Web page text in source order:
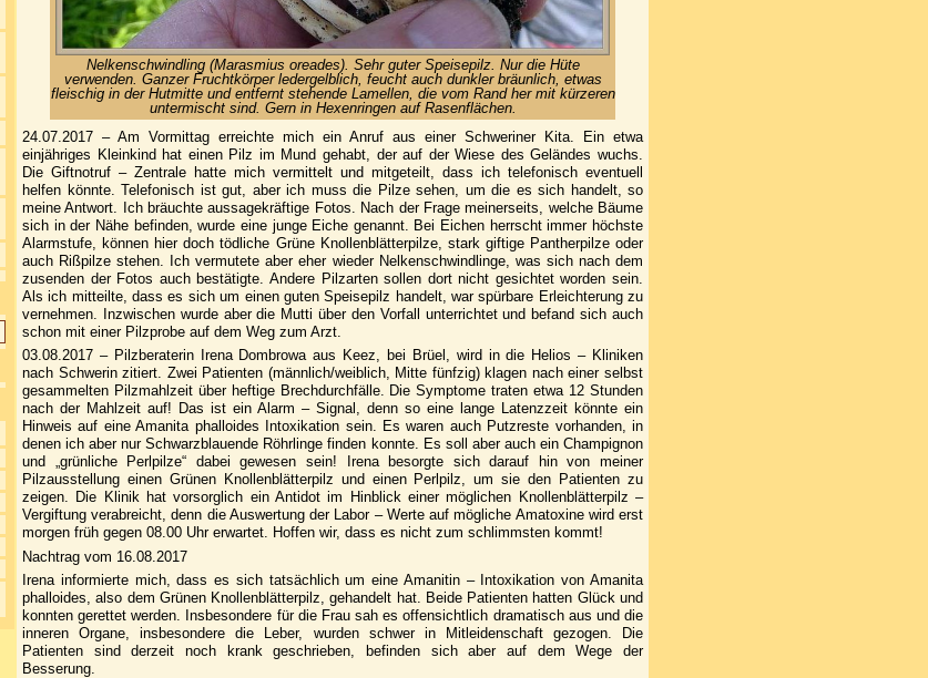
Nelkenschwindling (Marasmius oreades). Sehr guter Speisepilz. Nur die Hüte
verwenden. Ganzer Fruchtkörper ledergelblich, feucht auch dunkler bräunlich, etwas
fleischig in der Hutmitte und entfernt stehende Lamellen, die vom Rand her mit kürzeren
untermischt sind. Gern in Hexenringen auf Rasenflächen.
24.07.2017 – Am Vormittag erreichte mich ein Anruf aus einer Schweriner Kita. Ein etwa
einjähriges Kleinkind hat einen Pilz im Mund gehabt, der auf der Wiese des Geländes wuchs.
Die Giftnotruf – Zentrale hatte mich vermittelt und mitgeteilt, dass ich telefonisch eventuell
helfen könnte. Telefonisch ist gut, aber ich muss die Pilze sehen, um die es sich handelt, so
meine Antwort. Ich bräuchte aussagekräftige Fotos. Nach der Frage meinerseits, welche Bäume
sich in der Nähe befinden, wurde eine junge Eiche genannt. Bei Eichen herrscht immer höchste
Alarmstufe, können hier doch tödliche Grüne Knollenblätterpilze, stark giftige Pantherpilze oder
auch Rißpilze stehen. Ich vermutete aber eher wieder Nelkenschwindlinge, was sich nach dem
zusenden der Fotos auch bestätigte. Andere Pilzarten sollen dort nicht gesichtet worden sein.
Als ich mitteilte, dass es sich um einen guten Speisepilz handelt, war spürbare Erleichterung zu
vernehmen. Inzwischen wurde aber die Mutti über den Vorfall unterrichtet und befand sich auch
schon mit einer Pilzprobe auf dem Weg zum Arzt.
03.08.2017 – Pilzberaterin Irena Dombrowa aus Keez, bei Brüel, wird in die Helios – Kliniken
nach Schwerin zitiert. Zwei Patienten (männlich/weiblich, Mitte fünfzig) klagen nach einer selbst
gesammelten Pilzmahlzeit über heftige Brechdurchfälle. Die Symptome traten etwa 12 Stunden
nach der Mahlzeit auf! Das ist ein Alarm – Signal, denn so eine lange Latenzzeit könnte ein
Hinweis auf eine Amanita phalloides Intoxikation sein. Es waren auch Putzreste vorhanden, in
denen ich aber nur Schwarzblauende Röhrlinge finden konnte. Es soll aber auch ein Champignon
und „grünliche Perlpilze“ dabei gewesen sein! Irena besorgte sich darauf hin von meiner
Pilzausstellung einen Grünen Knollenblätterpilz und einen Perlpilz, um sie den Patienten zu
zeigen. Die Klinik hat vorsorglich ein Antidot im Hinblick einer möglichen Knollenblätterpilz –
Vergiftung verabreicht, denn die Auswertung der Labor – Werte auf mögliche Amatoxine wird erst
morgen früh gegen 08.00 Uhr erwartet. Hoffen wir, dass es nicht zum schlimmsten kommt!
Nachtrag vom 16.08.2017
Irena informierte mich, dass es sich tatsächlich um eine Amanitin – Intoxikation von Amanita
phalloides, also dem Grünen Knollenblätterpilz, gehandelt hat. Beide Patienten hatten Glück und
konnten gerettet werden. Insbesondere für die Frau sah es offensichtlich dramatisch aus und die
inneren Organe, insbesondere die Leber, wurden schwer in Mitleidenschaft gezogen. Die
Patienten sind derzeit noch krank geschrieben, befinden sich aber auf dem Wege der
Besserung.